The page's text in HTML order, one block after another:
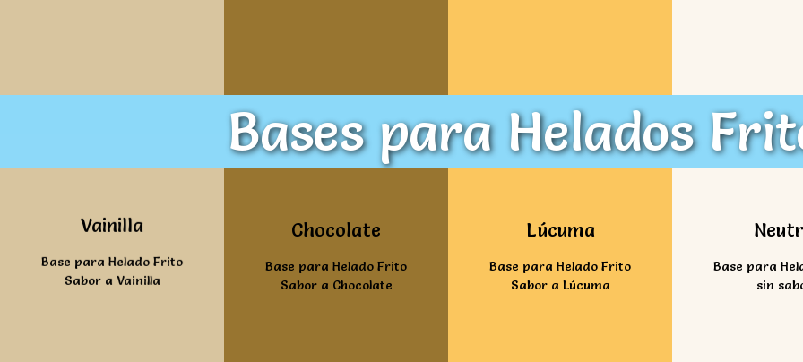
Bases para Helados
Vainilla
Base para Helado Frito
Sabor a Vainilla
Ver mas Chocolate
Base para Helado Frito
Sabor a Chocolate
Lúcuma
Base para Helado Frito
Sabor a Lúcuma
Base para
sin